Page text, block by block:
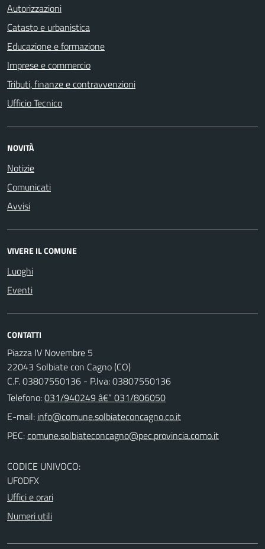
Autorizzazioni
Catasto e urbanistica
Educazione e formazione
Imprese e commercio
Tributi, finanze e contravvenzioni
Ufficio Tecnico
NOVITÀ
Notizie
Comunicati
Avvisi
VIVERE IL COMUNE
Luoghi
Eventi
CONTATTI
Piazza IV Novembre 5
22043 Solbiate con Cagno (CO)
C.F. 03807550136 - P.Iva: 03807550136
Telefono:031/940249 â€“ 031/806050
E-mail:
PEC:
CODICE UNIVOCO:
UF0DFX
Uffici e orari
Numeri utili